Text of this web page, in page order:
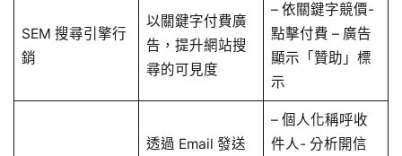
SEM 搜尋引擎行
銷
以關鍵字付費廣
告，提升網站搜
尋的可見度
– 依關鍵字競價-
點擊付費 – 廣告
顯示「贊助」標
示
透過 Email 發送
– 個人化稱呼收
件人- 分析開信